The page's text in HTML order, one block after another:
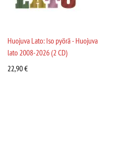
Huojuva Lato: Iso pyörä - Huojuva
lato 2008-2026 (2 CD)
22,90€